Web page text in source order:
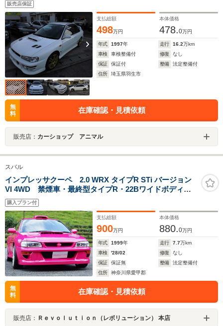
販売店保証
支払総額
498万円
本体価格
478.0万円
年式 1997年 走行 16.2万km
車検
車検整備付 修復
なし
保証
保証付 整備
法定整備付
住所
埼玉県羽生市
無
料
在庫確認・見積依頼
販売店： カーショップ アニマル
スバル
インプレッサクーペ 2.0 WRX タイプR STi バージョン
VI 4WD 禁煙車・最終型タイプR・22Bワイドボディ・
機関系ノーマル・18インチアルミホイール・ルーフベン
チレーター・エアコン・パワステ・パワーウインドウ・
HID・エアバッグ
購入プラン付
支払総額
900万円
本体価格
880.0万円
年式 1999年 走行 7.7万km
車検
'28/02 修復
なし
保証
保証無 整備
法定整備付
住所
神奈川県愛甲郡
無
料
在庫確認・見積依頼
販売店： Ｒｅｖｏｌｕｔｉｏｎ（レボリューション） 本店